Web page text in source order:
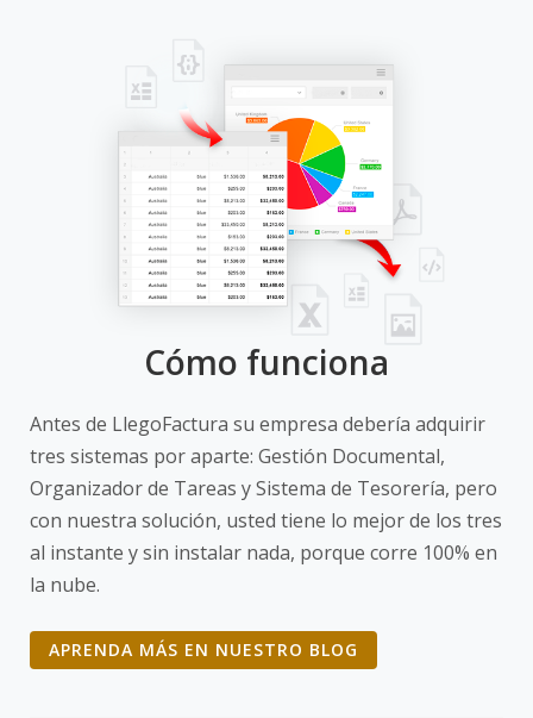
Cómo funciona
Antes de LlegoFactura su empresa debería adquirir
tres sistemas por aparte: Gestión Documental,
Organizador de Tareas y Sistema de Tesorería, pero
con nuestra solución, usted tiene lo mejor de los tres
al instante y sin instalar nada, porque corre 100% en
la nube.
APRENDA MÁS EN NUESTRO BLOG